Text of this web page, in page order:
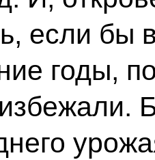
если бы
годы,